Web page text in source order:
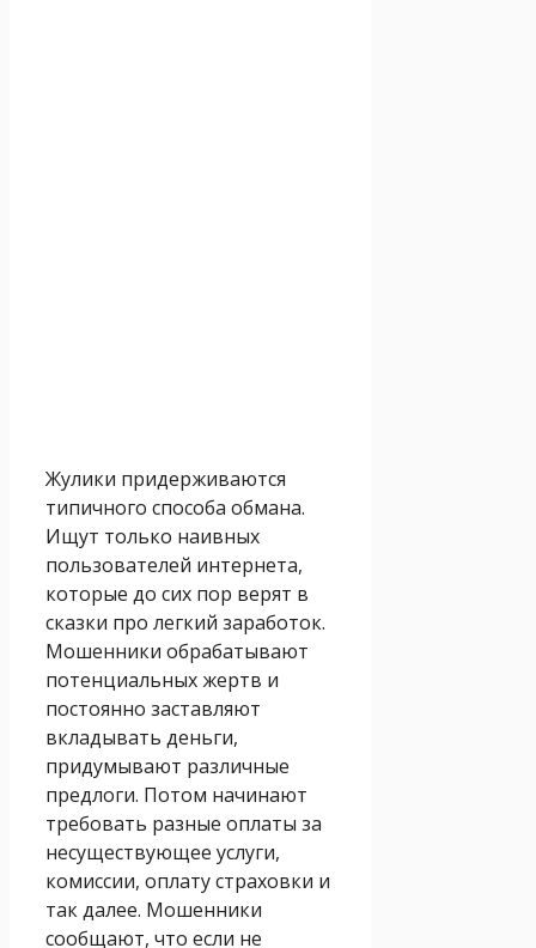
Жулики придерживаются
типичного способа обмана.
Ищут только наивных
пользователей интернета,
которые до сих пор верят в
сказки про легкий заработок.
Мошенники обрабатывают
потенциальных жертв и
постоянно заставляют
вкладывать деньги,
придумывают различные
предлоги. Потом начинают
требовать разные оплаты за
несуществующее услуги,
комиссии, оплату страховки и
так далее. Мошенники
сообщают, что если не